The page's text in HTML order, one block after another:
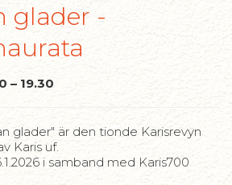
glader -
– 19.30
glader" är den tionde Karisrevyn
Karis uf.
i samband med Karis700